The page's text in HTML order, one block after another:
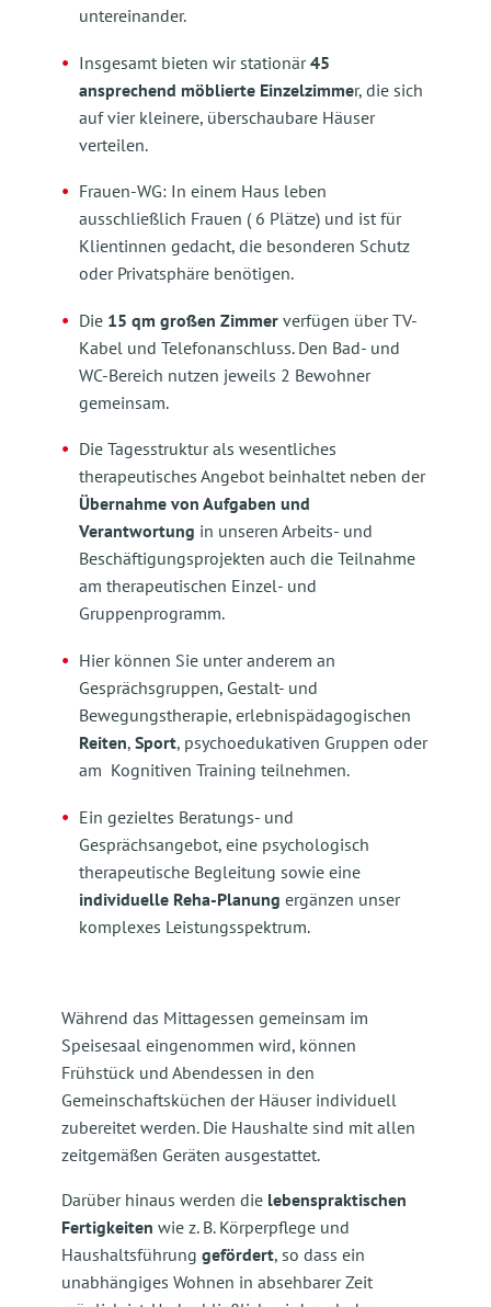
untereinander.
Insgesamt bieten wir stationär45
ansprechend möblierte Einzelzimmer, die sich
auf vier kleinere, überschaubare Häuser
verteilen.
Frauen-WG: In einem Haus leben
ausschließlich Frauen ( 6 Plätze) und ist für
Klientinnen gedacht, die besonderen Schutz
oder Privatsphäre benötigen.
Die 15 qm großen Zimmer verfügen über TV-
Kabel und Telefonanschluss. Den Bad- und
WC-Bereich nutzen jeweils 2 Bewohner
gemeinsam.
Die Tagesstruktur als wesentliches
therapeutisches Angebot beinhaltet neben der
Übernahme von Aufgaben und
Verantwortung in unseren Arbeits- und
Beschäftigungsprojekten auch die Teilnahme
am therapeutischen Einzel- und
Gruppenprogramm.
Hier können Sie unter anderem an
Gesprächsgruppen, Gestalt- und
Bewegungstherapie, erlebnispädagogischen
Reiten, Sport, psychoedukativen Gruppen oder
am Kognitiven Training teilnehmen.
Ein gezieltes Beratungs- und
Gesprächsangebot, eine psychologisch
therapeutische Begleitung sowie eine
individuelle Reha-Planung ergänzen unser
komplexes Leistungsspektrum.
Während das Mittagessen gemeinsam im
Speisesaal eingenommen wird, können
Frühstück und Abendessen in den
Gemeinschaftsküchen der Häuser individuell
zubereitet werden. Die Haushalte sind mit allen
zeitgemäßen Geräten ausgestattet.
Darüber hinaus werden die lebenspraktischen
Fertigkeiten wie z. B. Körperpflege und
Haushaltsführung gefördert, so dass ein
unabhängiges Wohnen in absehbarer Zeit